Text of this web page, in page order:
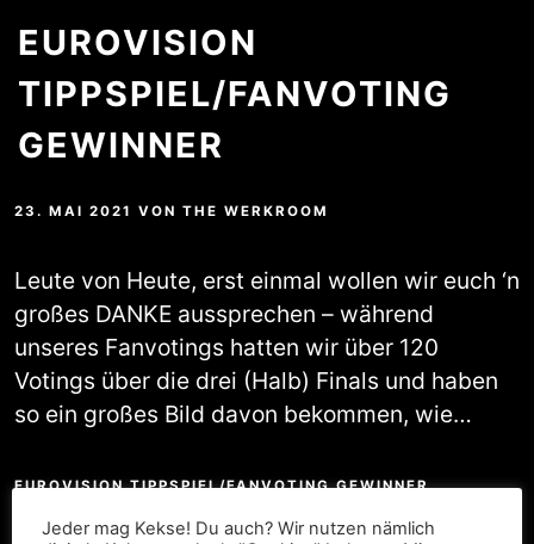
EUROVISION
TIPPSPIEL/FANVOTING
GEWINNER
23. MAI 2021 VON THE WERKROOM
Leute von Heute, erst einmal wollen wir euch ‘n
großes DANKE aussprechen – während
unseres Fanvotings hatten wir über 120
Votings über die drei (Halb) Finals und haben
so ein großes Bild davon bekommen, wie…
EUROVISION TIPPSPIEL/FANVOTING GEWINNER
WEITERLESEN
Jeder mag Kekse! Du auch? Wir nutzen nämlich